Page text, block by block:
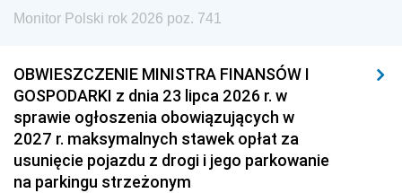
Monitor Polski rok 2026 poz. 741
OBWIESZCZENIE MINISTRA FINANSÓW I
GOSPODARKI z dnia 23 lipca 2026 r. w
sprawie ogłoszenia obowiązujących w
2027 r. maksymalnych stawek opłat za
usunięcie pojazdu z drogi i jego parkowanie
na parkingu strzeżonym